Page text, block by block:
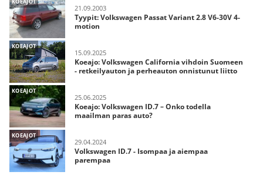
21.09.2003
Tyypit: Volkswagen Passat Variant 2.8 V6-30V 4-
motion
KOEAJOT
15.09.2025
Koeajo: Volkswagen California vihdoin Suomeen
- retkeilyauton ja perheauton onnistunut liitto
KOEAJOT
25.06.2025
Koeajo: Volkswagen ID.7 – Onko todella
maailman paras auto?
KOEAJOT
29.04.2024
Volkswagen ID.7 - Isompaa ja aiempaa
parempaa